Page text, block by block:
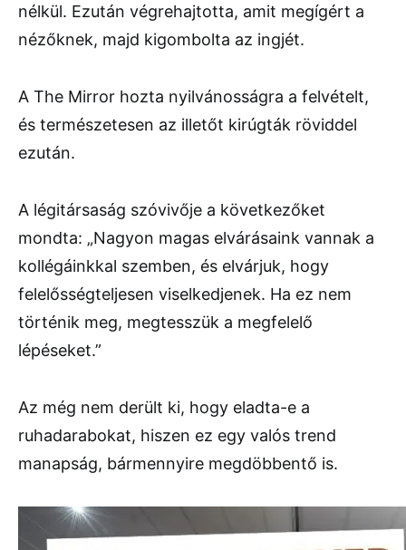
nélkül. Ezután végrehajtotta, amit megígért a
nézőknek, majd kigombolta az ingjét.
A The Mirror hozta nyilvánosságra a felvételt,
és természetesen az illetőt kirúgták röviddel
ezután.
A légitársaság szóvivője a következőket
mondta: „Nagyon magas elvárásaink vannak a
kollégáinkkal szemben, és elvárjuk, hogy
felelősségteljesen viselkedjenek. Ha ez nem
történik meg, megtesszük a megfelelő
lépéseket.”
Az még nem derült ki, hogy eladta-e a
ruhadarabokat, hiszen ez egy valós trend
manapság, bármennyire megdöbbentő is.